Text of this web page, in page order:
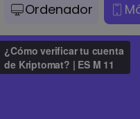
Ordenador